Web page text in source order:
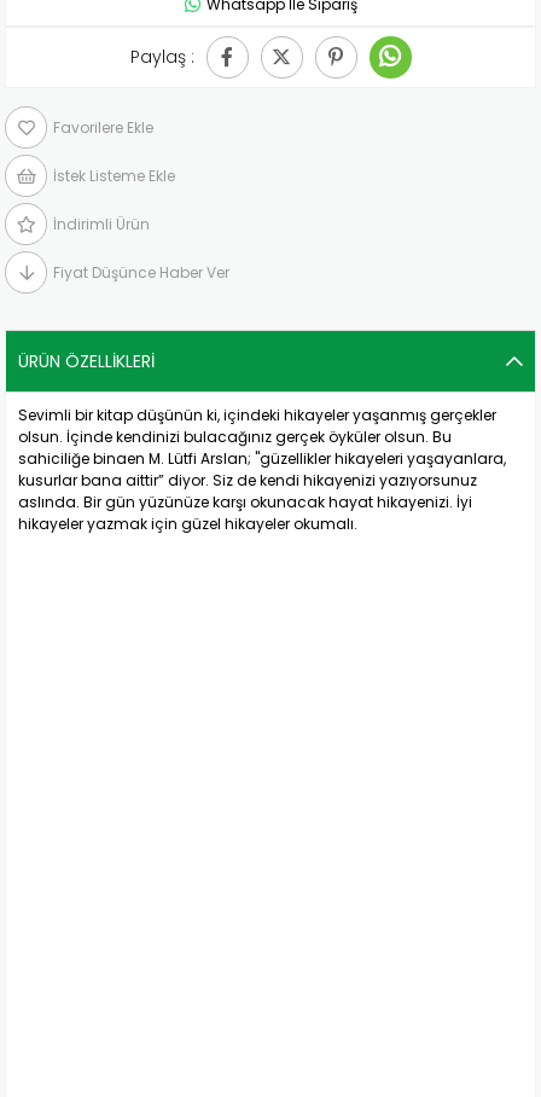
Whatsapp İle Sipariş
Paylaş :
Favorilere Ekle
İstek Listeme Ekle
İndirimli Ürün
Fiyat Düşünce Haber Ver
ÜRÜN ÖZELLIKLERI
Sevimli bir kitap düşünün ki, içindeki hikayeler yaşanmış gerçekler
olsun. İçinde kendinizi bulacağınız gerçek öyküler olsun. Bu
sahiciliğe binaen M. Lütfi Arslan; "güzellikler hikayeleri yaşayanlara,
kusurlar bana aittir” diyor. Siz de kendi hikayenizi yazıyorsunuz
aslında. Bir gün yüzünüze karşı okunacak hayat hikayenizi. İyi
hikayeler yazmak için güzel hikayeler okumalı.